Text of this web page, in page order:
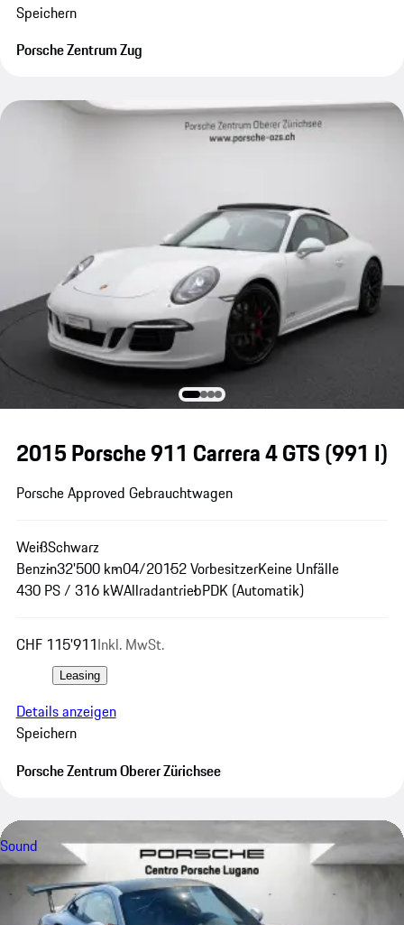
Speichern
Porsche Zentrum Zug
2015 Porsche 911 Carrera 4 GTS(991 I)
Porsche Approved Gebrauchtwagen
WeißSchwarz
Benzin32'500 km04/20152 VorbesitzerKeine Unfälle
430 PS / 316 kWAllradantriebPDK (Automatik)
CHF 115'911Inkl. MwSt.
Leasing
Details anzeigen
Speichern
Porsche Zentrum Oberer Zürichsee
Sound